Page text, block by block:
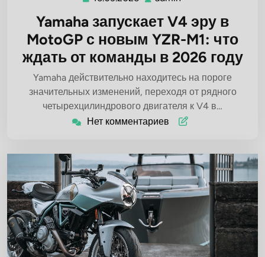
Yamaha запускает V4 эру в
MotoGP с новым YZR-M1: что
ждать от команды в 2026 году
Yamaha действительно находитесь на пороге
значительных изменений, переходя от рядного
четырехцилиндрового двигателя к V4 в…
Нет комментариев